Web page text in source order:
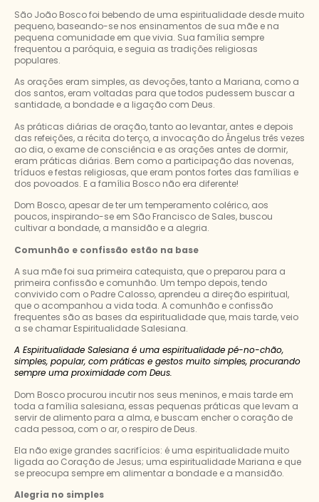
São João Bosco foi bebendo de uma espiritualidade desde muito
pequeno, baseando-se nos ensinamentos de sua mãe e na
pequena comunidade em que vivia. Sua família sempre
frequentou a paróquia, e seguia as tradições religiosas
populares.
As orações eram simples, as devoções, tanto a Mariana, como a
dos santos, eram voltadas para que todos pudessem buscar a
santidade, a bondade e a ligação com Deus.
As práticas diárias de oração, tanto ao levantar, antes e depois
das refeições, a récita do terço, a invocação do Ângelus três vezes
ao dia, o exame de consciência e as orações antes de dormir,
eram práticas diárias. Bem como a participação das novenas,
tríduos e festas religiosas, que eram pontos fortes das famílias e
dos povoados. E a família Bosco não era diferente!
Dom Bosco, apesar de ter um temperamento colérico, aos
poucos, inspirando-se em São Francisco de Sales, buscou
cultivar a bondade, a mansidão e a alegria.
Comunhão e confissão estão na base
A sua mãe foi sua primeira catequista, que o preparou para a
primeira confissão e comunhão. Um tempo depois, tendo
convivido com o Padre Calosso, aprendeu a direção espiritual,
que o acompanhou a vida toda. A comunhão e confissão
frequentes são as bases da espiritualidade que, mais tarde, veio
a se chamar Espiritualidade Salesiana.
A Espiritualidade Salesiana é uma espiritualidade pé-no-chão,
simples, popular, com práticas e gestos muito simples, procurando
sempre uma proximidade com Deus.
Dom Bosco procurou incutir nos seus meninos, e mais tarde em
toda a família salesiana, essas pequenas práticas que levam a
servir de alimento para a alma, e buscam encher o coração de
cada pessoa, com o ar, o respiro de Deus.
Ela não exige grandes sacrifícios: é uma espiritualidade muito
ligada ao Coração de Jesus; uma espiritualidade Mariana e que
se preocupa sempre em alimentar a bondade e a mansidão.
Alegria no simples